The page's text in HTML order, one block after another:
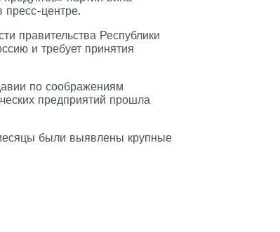
пресс-центре.
правительства Республики
и требует принятия
по соображениям
предприятий прошла
были выявлены крупные